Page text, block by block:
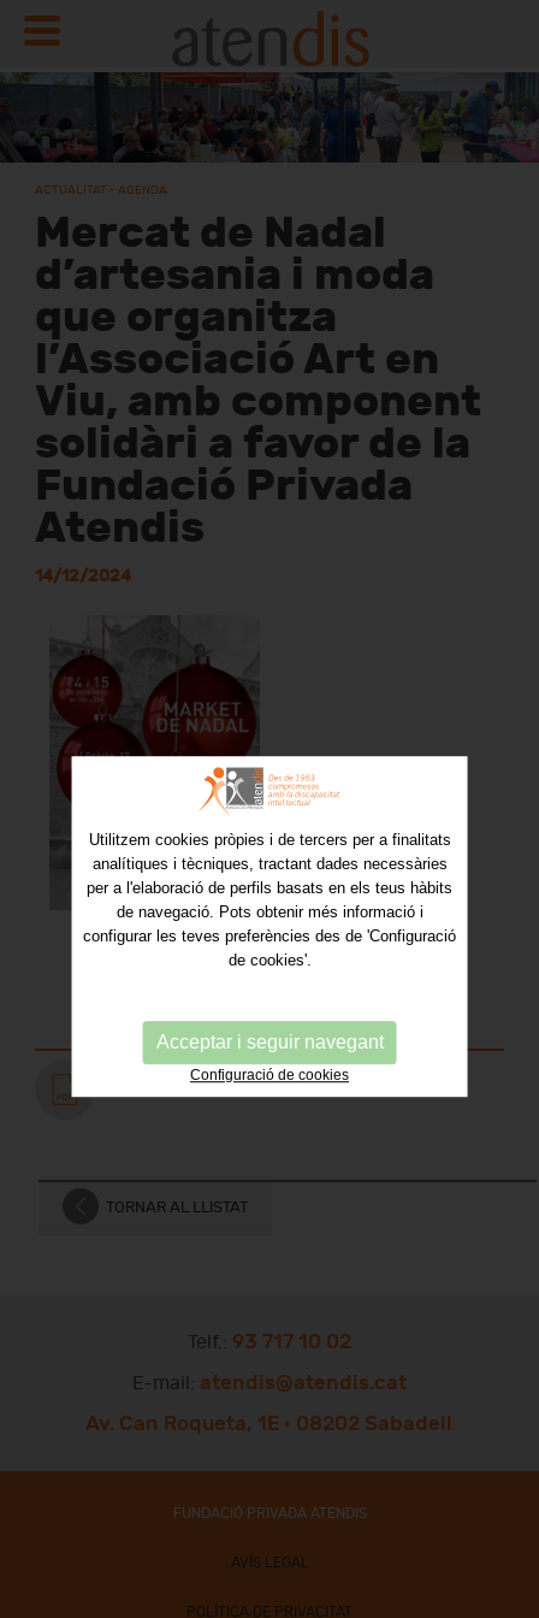
ACTUALITAT - AGENDA
Mercat de Nadal
d’artesania i moda
que organitza
l’Associació Art en
Viu, amb component
solidàri a favor de la
Fundació Privada
Atendis
14/12/2024
Arxiu adjunt
TORNAR AL LLISTAT
Telf.: 93 717 10 02
E-mail: atendis@atendis.cat
Av. Can Roqueta, 1E · 08202 Sabadell
FUNDACIÓ PRIVADA ATENDIS
AVÍS LEGAL
POLÍTICA DE PRIVACITAT
Utilitzem cookies pròpies i de tercers per a finalitats
analítiques i tècniques, tractant dades necessàries
per a l'elaboració de perfils basats en els teus hàbits
de navegació. Pots obtenir més informació i
configurar les teves preferències des de 'Configuració
de cookies'.
Acceptar i seguir navegant
Configuració de cookies